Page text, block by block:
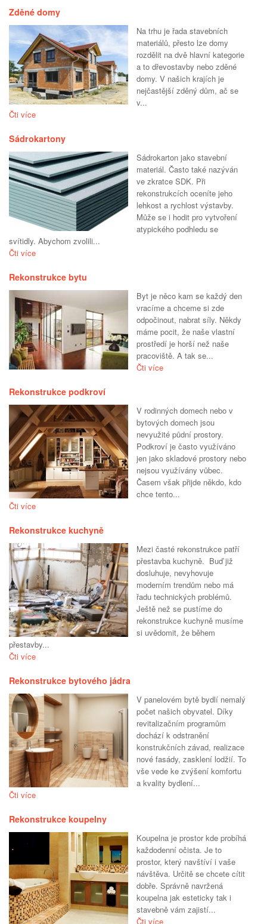
Zděné domy
Na trhu je řada stavebních
materiálů, přesto lze domy
rozdělit na dvě hlavní kategorie
a to dřevostavby nebo zděné
domy. V našich krajích je
nejčastější zděný dům, ač se
v...
Čti více
Sádrokartony
Sádrokarton jako stavební
materiál. Často také nazýván
ve zkratce SDK. Při
rekonstrukcích oceníte jeho
lehkost a rychlost výstavby.
Může se i hodit pro vytvoření
atypického podhledu se
svítidly. Abychom zvolili...
Čti více
Rekonstrukce bytu
Byt je něco kam se každý den
vracíme a chceme si zde
odpočinout, nabrat síly. Někdy
máme pocit, že naše vlastní
prostředí je horší než naše
pracoviště. A tak se...
Čti více
Rekonstrukce podkroví
V rodinných domech nebo v
bytových domech jsou
nevyužité půdní prostory.
Podkroví je často využíváno
jen jako skladové prostory nebo
nejsou využívány vůbec.
Časem však přijde někdo, kdo
chce tento...
Čti více
Rekonstrukce kuchyně
Mezi časté rekonstrukce patří
přestavba kuchyně. Buď již
dosluhuje, nevyhovuje
moderním trendům nebo má
řadu technických problémů.
Ještě než se pustíme do
rekonstrukce kuchyně musíme
si uvědomit, že během
přestavby...
Čti více
Rekonstrukce bytového jádra
V panelovém bytě bydlí nemalý
počet našich obyvatel. Díky
revitalizačním programům
dochází k odstranění
konstrukčních závad, realizace
nové fasády, zasklení lodžií. To
vše vede ke zvýšení komfortu
a kvality bydlení...
Čti více
Rekonstrukce koupelny
Koupelna je prostor kde probíhá
každodenní očista. Je to
prostor, který navštíví i vaše
návštěva. Určitě se chcete cítit
dobře. Správně navržená
koupelna jak esteticky tak i
stavebně vám zajistí...
Čti více